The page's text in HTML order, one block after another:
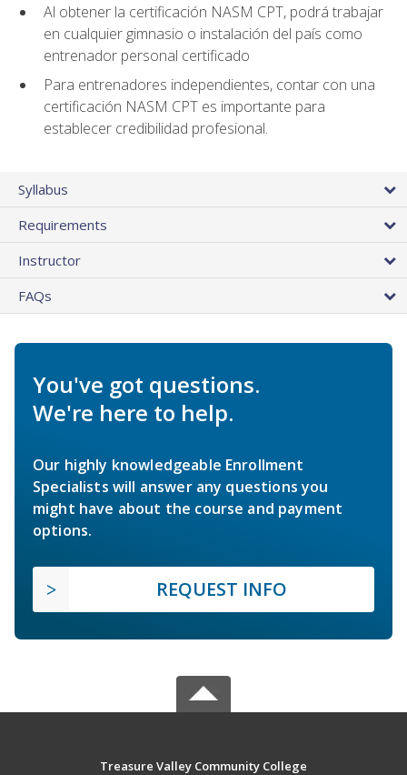
Al obtener la certificación NASM CPT, podrá trabajar
en cualquier gimnasio o instalación del país como
entrenador personal certificado
Para entrenadores independientes, contar con una
certificación NASM CPT es importante para
establecer credibilidad profesional.
Syllabus
Requirements
Instructor
FAQs
You've got questions.
We're here to help.
Our highly knowledgeable Enrollment
Specialists will answer any questions you
might have about the course and payment
options.
REQUEST INFO
Treasure Valley Community College